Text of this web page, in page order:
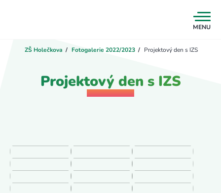
MENU
ZŠ Holečkova / Fotogalerie 2022/2023 / Projektový den s IZS
Projektový den s IZS